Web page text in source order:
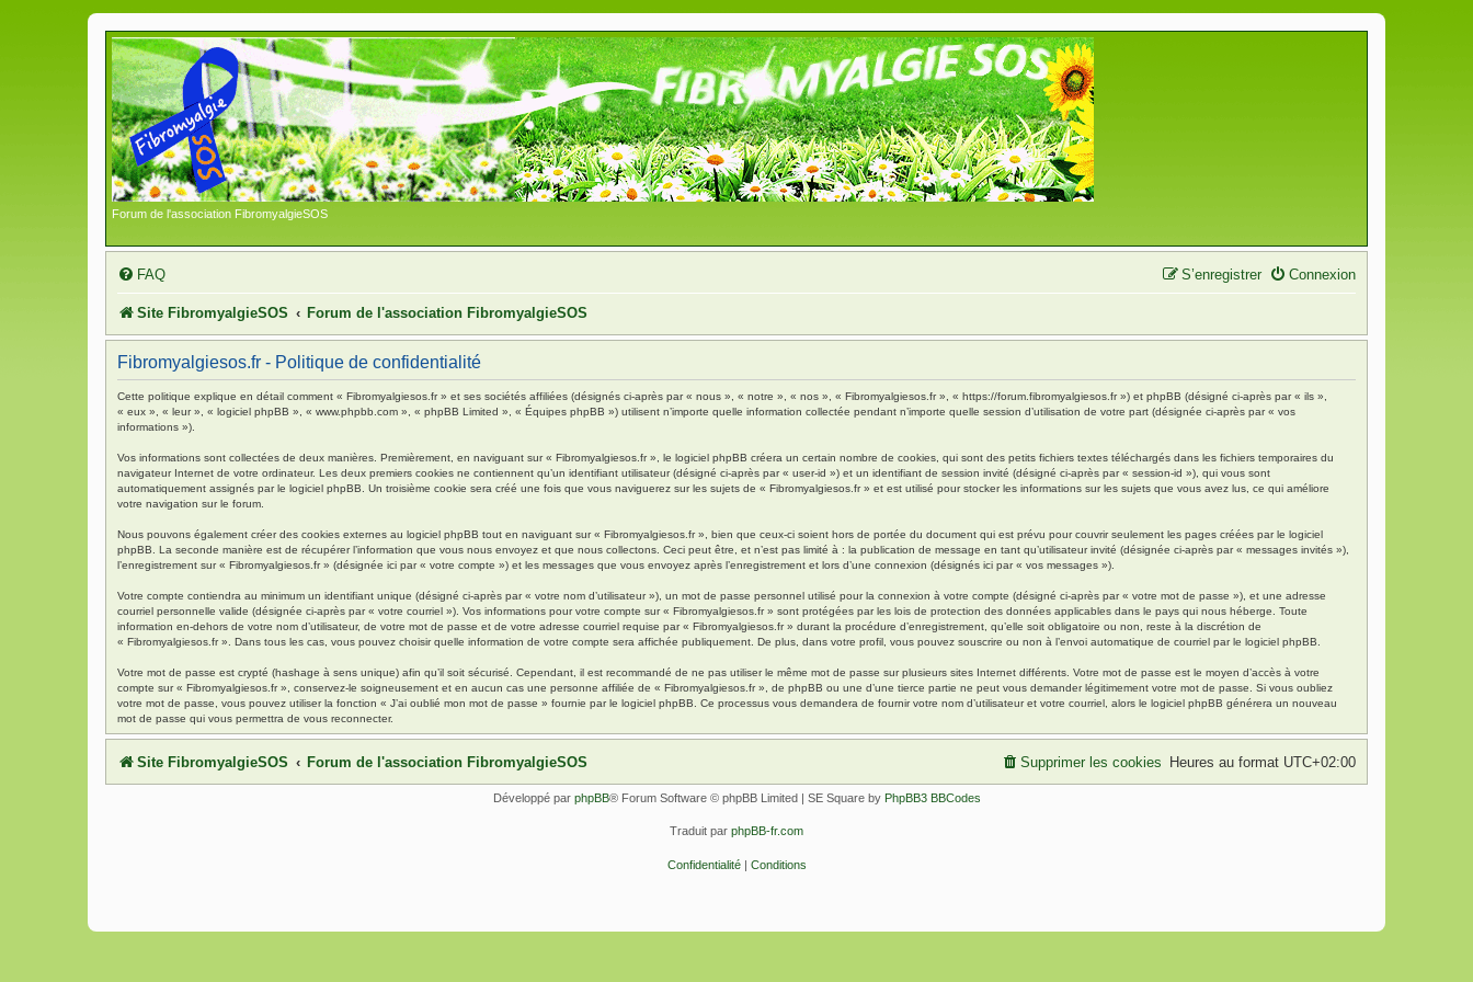
Forum de l'association FibromyalgieSOS
FAQ Connexion
S’enregistrer
Site FibromyalgieSOS Forum de l'association FibromyalgieSOS
Fibromyalgiesos.fr - Politique de confidentialité
Cette politique explique en détail comment « Fibromyalgiesos.fr » et ses sociétés affiliées (désignés ci-après par « nous », « notre », « nos », « Fibromyalgiesos.fr », « https://forum.fibromyalgiesos.fr ») et phpBB (désigné ci-après par « ils »,
« eux », « leur », « logiciel phpBB », « www.phpbb.com », « phpBB Limited », « Équipes phpBB ») utilisent n’importe quelle information collectée pendant n’importe quelle session d’utilisation de votre part (désignée ci-après par « vos
informations »).
Vos informations sont collectées de deux manières. Premièrement, en naviguant sur « Fibromyalgiesos.fr », le logiciel phpBB créera un certain nombre de cookies, qui sont des petits fichiers textes téléchargés dans les fichiers temporaires du
navigateur Internet de votre ordinateur. Les deux premiers cookies ne contiennent qu’un identifiant utilisateur (désigné ci-après par « user-id ») et un identifiant de session invité (désigné ci-après par « session-id »), qui vous sont
automatiquement assignés par le logiciel phpBB. Un troisième cookie sera créé une fois que vous naviguerez sur les sujets de « Fibromyalgiesos.fr » et est utilisé pour stocker les informations sur les sujets que vous avez lus, ce qui améliore
votre navigation sur le forum.
Nous pouvons également créer des cookies externes au logiciel phpBB tout en naviguant sur « Fibromyalgiesos.fr », bien que ceux-ci soient hors de portée du document qui est prévu pour couvrir seulement les pages créées par le logiciel
phpBB. La seconde manière est de récupérer l’information que vous nous envoyez et que nous collectons. Ceci peut être, et n’est pas limité à : la publication de message en tant qu’utilisateur invité (désignée ci-après par « messages invités »),
l’enregistrement sur « Fibromyalgiesos.fr » (désignée ici par « votre compte ») et les messages que vous envoyez après l’enregistrement et lors d’une connexion (désignés ici par « vos messages »).
Votre compte contiendra au minimum un identifiant unique (désigné ci-après par « votre nom d’utilisateur »), un mot de passe personnel utilisé pour la connexion à votre compte (désigné ci-après par « votre mot de passe »), et une adresse
courriel personnelle valide (désignée ci-après par « votre courriel »). Vos informations pour votre compte sur « Fibromyalgiesos.fr » sont protégées par les lois de protection des données applicables dans le pays qui nous héberge. Toute
information en-dehors de votre nom d’utilisateur, de votre mot de passe et de votre adresse courriel requise par « Fibromyalgiesos.fr » durant la procédure d’enregistrement, qu’elle soit obligatoire ou non, reste à la discrétion de
« Fibromyalgiesos.fr ». Dans tous les cas, vous pouvez choisir quelle information de votre compte sera affichée publiquement. De plus, dans votre profil, vous pouvez souscrire ou non à l’envoi automatique de courriel par le logiciel phpBB.
Votre mot de passe est crypté (hashage à sens unique) afin qu’il soit sécurisé. Cependant, il est recommandé de ne pas utiliser le même mot de passe sur plusieurs sites Internet différents. Votre mot de passe est le moyen d’accès à votre
compte sur « Fibromyalgiesos.fr », conservez-le soigneusement et en aucun cas une personne affiliée de « Fibromyalgiesos.fr », de phpBB ou une d’une tierce partie ne peut vous demander légitimement votre mot de passe. Si vous oubliez
votre mot de passe, vous pouvez utiliser la fonction « J’ai oublié mon mot de passe » fournie par le logiciel phpBB. Ce processus vous demandera de fournir votre nom d’utilisateur et votre courriel, alors le logiciel phpBB générera un nouveau
mot de passe qui vous permettra de vous reconnecter.
Site FibromyalgieSOS Forum de l'association FibromyalgieSOS Heures au format UTC+02:00
Supprimer les cookies
Développé par phpBB® Forum Software © phpBB Limited | SE Square by PhpBB3 BBCodes
Traduit par phpBB-fr.com
Confidentialité| Conditions